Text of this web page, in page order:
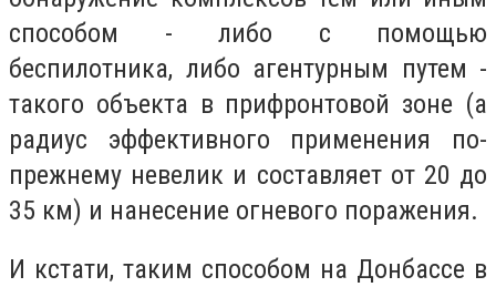
способом - либо с помощью
беспилотника, либо агентурным путем -
такого объекта в прифронтовой зоне (а
радиус эффективного применения по-
прежнему невелик и составляет от 20 до
35 км) и нанесение огневого поражения.
И кстати, таким способом на Донбассе в